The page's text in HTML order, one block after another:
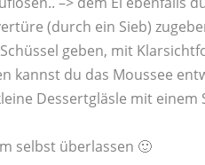
(durch ein Sieb)
geben, mit
kannst du das Moussee
Dessertgläsle mit einem
selbst überlassen 🙂